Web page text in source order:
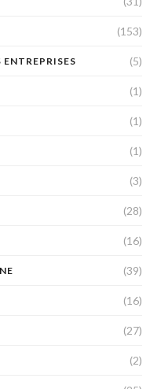
(153)
(5)
(1)
(1)
(1)
(3)
(28)
(16)
(39)
(16)
(27)
(2)